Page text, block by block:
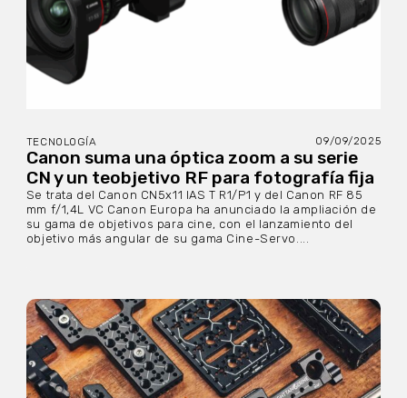
TECNOLOGÍA 09/09/2025
Canon suma una óptica zoom a su serie
CN y un teobjetivo RF para fotografía fija
Se trata del Canon CN5x11 IAS T R1/P1 y del Canon RF 85
mm f/1,4L VC Canon Europa ha anunciado la ampliación de
su gama de objetivos para cine, con el lanzamiento del
objetivo más angular de su gama Cine-Servo....